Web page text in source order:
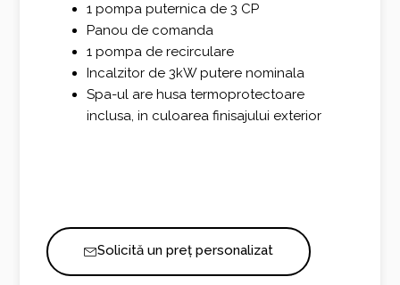
1 pompa puternica de 3 CP
Panou de comanda
1 pompa de recirculare
Incalzitor de 3kW putere nominala
Spa-ul are husa termoprotectoare
inclusa, in culoarea finisajului exterior
Solicită un preț personalizat